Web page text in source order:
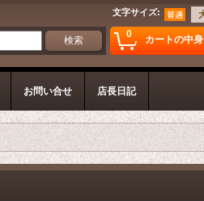
文字サイズ:
0 カートの中身
お問い合せ 店長日記